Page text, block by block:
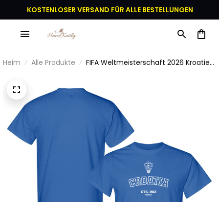
KOSTENLOSER VERSAND FÜR ALLE BESTELLUNGEN
Heim Alle Produkte
FIFA Weltmeisterschaft 2026 Kroatien